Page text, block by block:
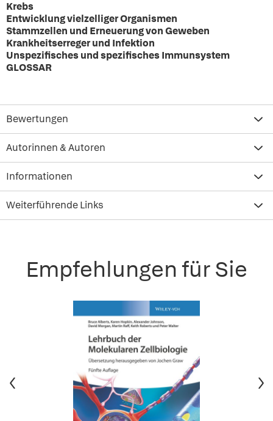
Krebs
Entwicklung vielzelliger Organismen
Stammzellen und Erneuerung von Geweben
Krankheitserreger und Infektion
Unspezifisches und spezifisches Immunsystem
GLOSSAR
Bewertungen
Autorinnen & Autoren
Informationen
Weiterführende Links
Empfehlungen für Sie